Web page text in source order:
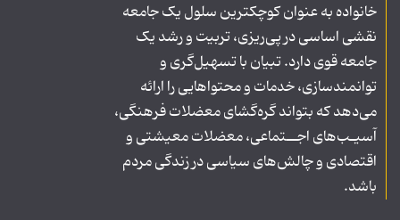
خانواده به عنوان کوچکترین سلول یک جامعه
نقشی اساسی در پی‌ریزی، تربیت و رشد یک
جامعه قوی دارد. تبیان با تسهیل‌گری و
توانمندسازی، خدمات و محتواهایی را ارائه
می‌دهد که بتواند گره‌گشای معضلات فرهنگی،
آسیـب‌های اجــتماعی، معضلات معیشتی و
اقتصادی و چالش‌های سیاسی در زندگی مردم
باشد.